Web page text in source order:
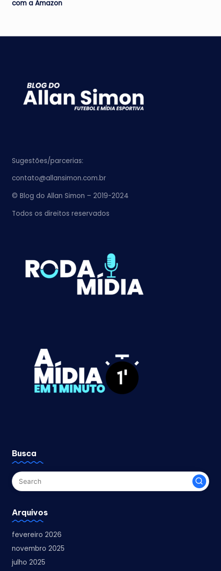
com a Amazon
Sugestões/parcerias:
contato@allansimon.com.br
© Blog do Allan Simon – 2019-2024
Todos os direitos reservados
Busca
Arquivos
fevereiro 2026
novembro 2025
julho 2025